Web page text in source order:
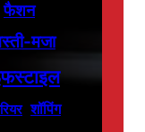
फैशन
मजा
शॉपिंग